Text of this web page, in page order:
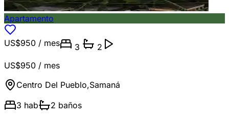
Apartamento
US$950 / mes 3
2
US$950 / mes
Centro Del Pueblo,Samaná
3 hab 2 baños